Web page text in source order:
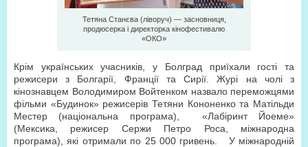
Тетяна Станєва (ліворуч) — засновниця,
продюсерка і директорка кінофестивалю
«ОКО»
Крім українських учасників, у Болград приїхали гості та
режисери з Болгарії, Франції та Сирії. Журі на чолі з
кінознавцем Володимиром Войтенком назвало переможцями
фільми «Будинок» режисерів Тетяни Кононенко та Матільди
Местер (національна програма), «Лабіринт Йоеме»
(Мексика, режисер Сержи Петро Роса, міжнародна
програма), які отримали по 25 000 гривень. У міжнародній